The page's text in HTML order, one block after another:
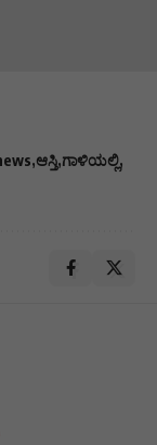
ಆಸ್ತಿ ಗಾಳಿಯಲ್ಲಿ